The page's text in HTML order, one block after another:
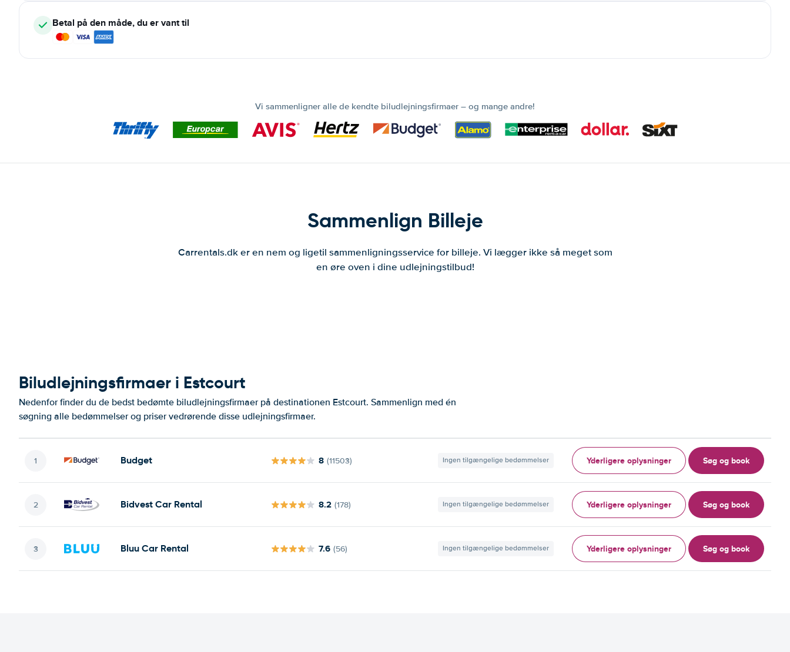
Betal på den måde, du er vant til
Vi sammenligner alle de kendte biludlejningsfirmaer – og mange andre!
Sammenlign Billeje
Carrentals.dk er en nem og ligetil sammenligningsservice for billeje. Vi lægger ikke så meget som
en øre oven i dine udlejningstilbud!
Biludlejningsfirmaer i Estcourt
Nedenfor finder du de bedst bedømte biludlejningsfirmaer på destinationen Estcourt. Sammenlign med én
søgning alle bedømmelser og priser vedrørende disse udlejningsfirmaer.
Budget 8 (11503) Ingen tilgængelige bedømmelser Yderligere oplysninger Søg og book
Bidvest Car Rental 8.2 (178) Ingen tilgængelige bedømmelser Yderligere oplysninger Søg og book
Bluu Car Rental 7.6 (56) Ingen tilgængelige bedømmelser Yderligere oplysninger Søg og book